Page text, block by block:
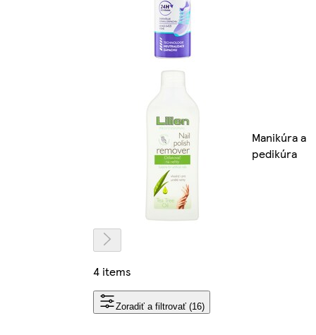
Manikúra a
pedikúra
4 items
Zoradiť a filtrovať (16)